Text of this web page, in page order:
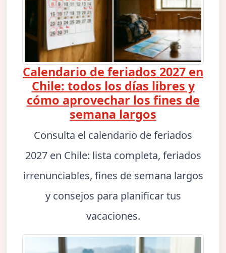
Calendario de feriados 2027 en
Chile: todos los días libres y
cómo aprovechar los fines de
semana largos
Consulta el calendario de feriados
2027 en Chile: lista completa, feriados
irrenunciables, fines de semana largos
y consejos para planificar tus
vacaciones.